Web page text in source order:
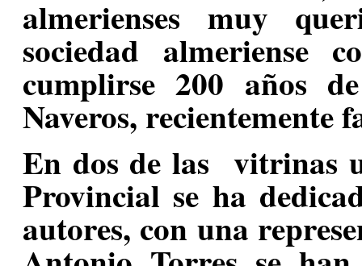
almerienses muy
sociedad almeriense
cumplirse 200 años
Naveros, recientemente
En dos de las vitrinas
Provincial se ha
autores, con una